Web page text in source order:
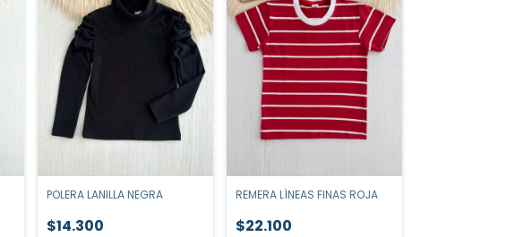
POLERA LANILLA NEGRA
$14.300
REMERA LÍNEAS FINAS ROJA
$22.100